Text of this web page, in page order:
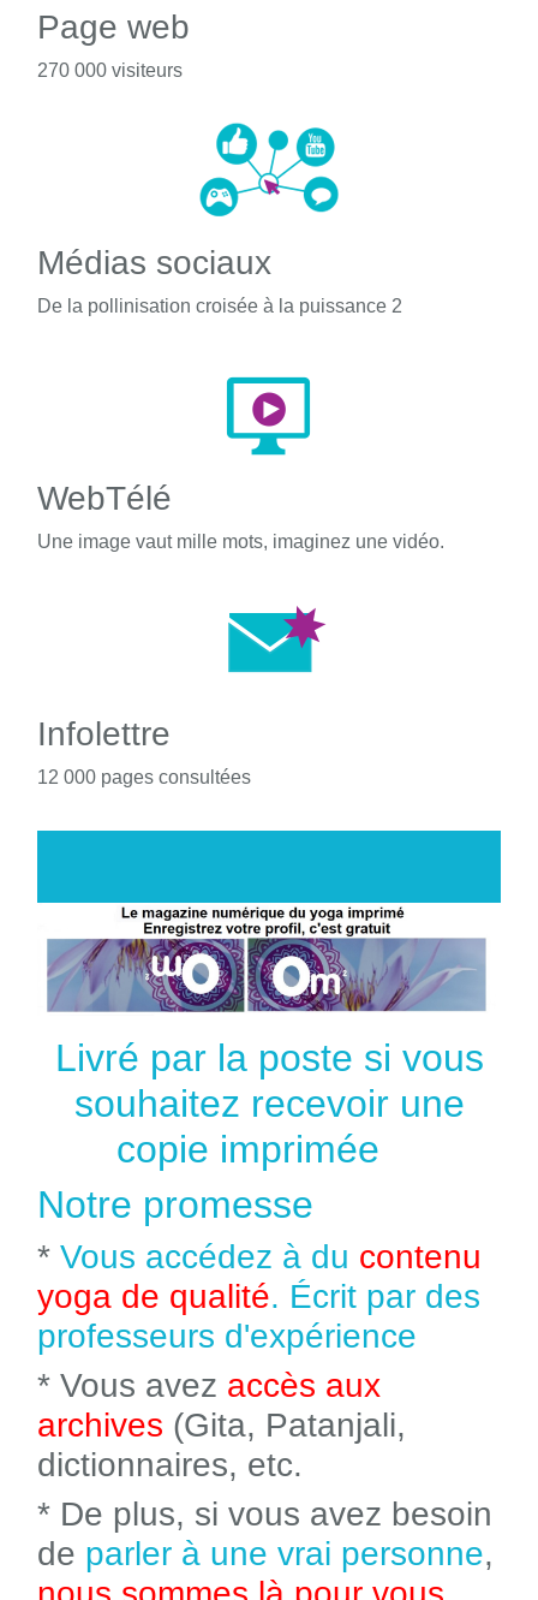
Page web
270 000 visiteurs
Médias sociaux
De la pollinisation croisée à la puissance 2
WebTélé
Une image vaut mille mots, imaginez une vidéo.
Infolettre
12 000 pages consultées
Livré par la poste si vous
souhaitez recevoir une
copie imprimée
Notre promesse
* Vous accédez à du contenu
yoga de qualité. Écrit par des
professeurs d'expérience
* Vous avez accès aux
archives (Gita, Patanjali,
dictionnaires, etc.
* De plus, si vous avez besoin
de parler à une vrai personne,